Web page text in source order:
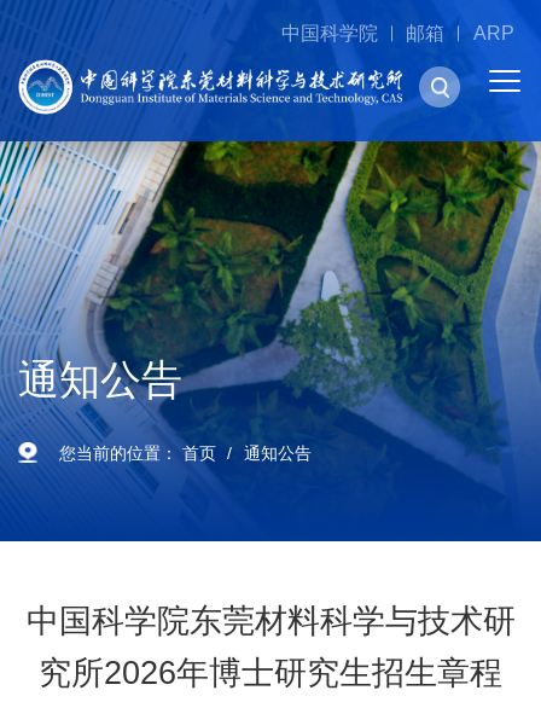
中国科学院 邮箱 ARP
通知公告
您当前的位置： 首页 通知公告
中国科学院东莞材料科学与技术研
究所2026年博士研究生招生章程